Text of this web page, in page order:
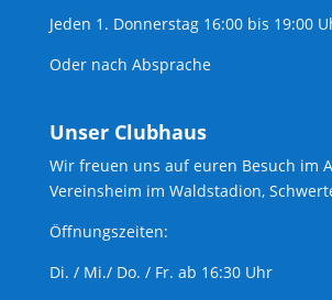
Jeden 1. Donnerstag 16:00 bis 19:00
Oder nach Absprache
Unser Clubhaus
Wir freuen uns auf euren Besuch im
Vereinsheim im Waldstadion,
Öffnungszeiten:
Di. / Mi./ Do. / Fr. ab 16:30 Uhr